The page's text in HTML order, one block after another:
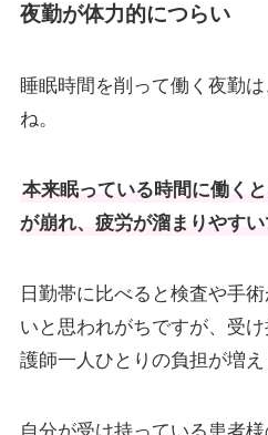
夜勤が体力的につらい
睡眠時間を削って働く夜勤
ね。
本来眠っている時間に働く
が崩れ、疲労が溜まりやすい
日勤帯に比べると検査や手
いと思われがちですが、受
護師一人ひとりの負担が増え